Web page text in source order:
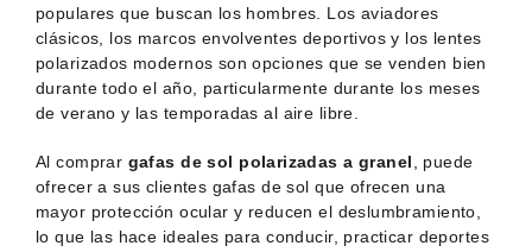
populares que buscan los hombres. Los aviadores
clásicos, los marcos envolventes deportivos y los lentes
polarizados modernos son opciones que se venden bien
durante todo el año, particularmente durante los meses
de verano y las temporadas al aire libre.
Al comprar gafas de sol polarizadas a granel , puede
ofrecer a sus clientes gafas de sol que ofrecen una
mayor protección ocular y reducen el deslumbramiento,
lo que las hace ideales para conducir, practicar deportes